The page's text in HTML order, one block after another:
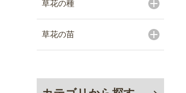
草花の種
草花の苗